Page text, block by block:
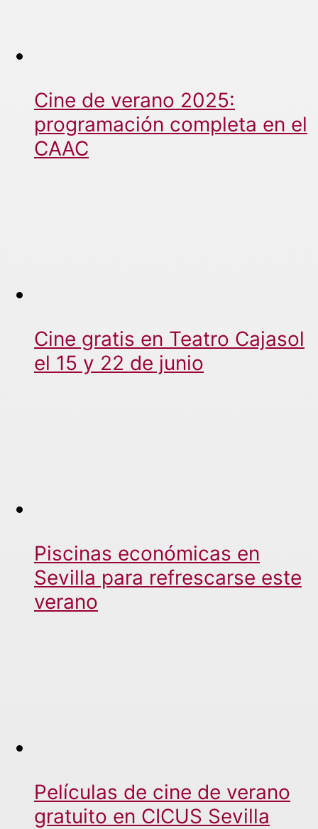
Cine de verano 2025:
programación completa en el
CAAC
Cine gratis en Teatro Cajasol
el 15 y 22 de junio
Piscinas económicas en
Sevilla para refrescarse este
verano
Películas de cine de verano
gratuito en CICUS Sevilla